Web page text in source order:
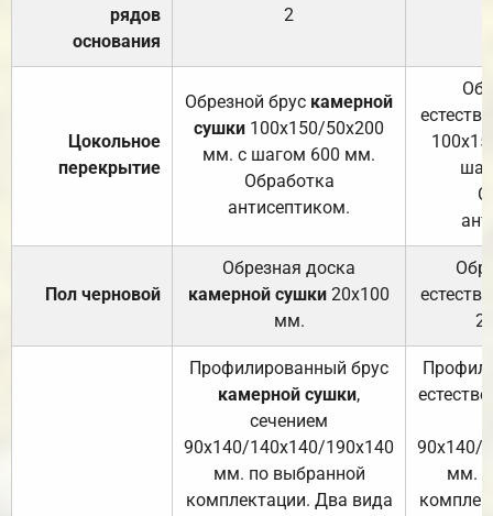
рядов
основания
2
Цокольное
перекрытие
Обрезной брус камерной
сушки 100х150/50х200
мм. с шагом 600 мм.
Обработка
антисептиком.
Пол черновой
Обрезная доска
камерной сушки 20х100
мм.
Профилированный брус
камерной сушки,
сечением
90х140/140х140/190х140
мм. по выбранной
комплектации. Два вида
90х140/
мм.